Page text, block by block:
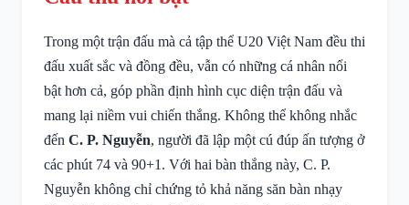
Trong một trận đấu mà cả tập thể U20 Việt Nam đều thi
đấu xuất sắc và đồng đều, vẫn có những cá nhân nổi
bật hơn cả, góp phần định hình cục diện trận đấu và
mang lại niềm vui chiến thắng. Không thể không nhắc
đến C. P. Nguyễn, người đã lập một cú đúp ấn tượng ở
các phút 74 và 90+1. Với hai bàn thắng này, C. P.
Nguyễn không chỉ chứng tỏ khả năng săn bàn nhạy